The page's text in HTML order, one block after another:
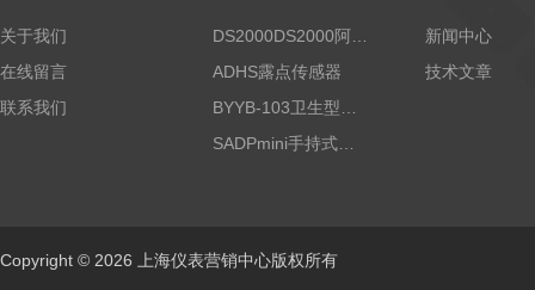
关于我们
在线留言
联系我们
ADHS露点传感器
新闻中心
技术文章
Copyright © 2026 上海仪表营销中心版权所有